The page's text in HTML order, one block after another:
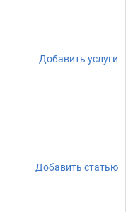
Добавить услуги
Добавить статью